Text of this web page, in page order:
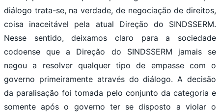
diálogo trata-se, na verdade, de negociação de direitos,
coisa inaceitável pela atual Direção do SINDSSERM.
Nesse sentido, deixamos claro para a sociedade
codoense que a Direção do SINDSSERM jamais se
negou a resolver qualquer tipo de empasse com o
governo primeiramente através do diálogo. A decisão
da paralisação foi tomada pelo conjunto da categoria e
somente após o governo ter se disposto a violar o